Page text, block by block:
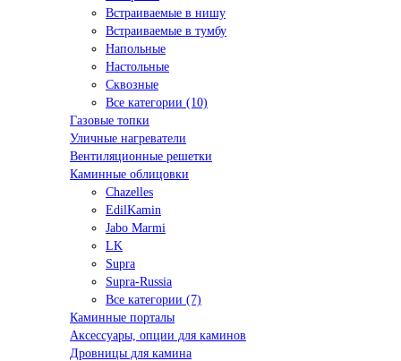
Встраиваемые в нишу
Встраиваемые в тумбу
Напольные
Настольные
Сквозные
Все категории (10)
Газовые топки
Уличные нагреватели
Вентиляционные решетки
Каминные облицовки
Chazelles
EdilKamin
Jabo Marmi
LK
Supra
Supra-Russia
Все категории (7)
Каминные порталы
Аксессуары, опции для каминов
Дровницы для камина